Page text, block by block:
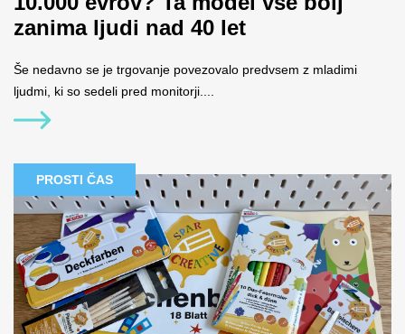
zanima ljudi nad 40 let
Še nedavno se je trgovanje povezovalo predvsem z mladimi
ljudmi, ki so sedeli pred monitorji....
PROSTI ČAS